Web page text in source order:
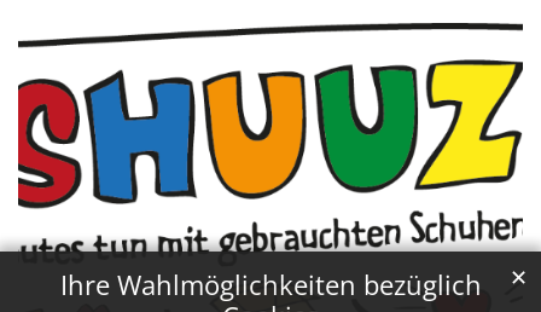
Ihre Wahlmöglichkeiten bezüglich
✕